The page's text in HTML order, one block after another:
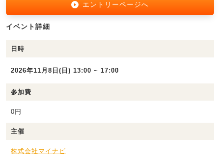
エントリーページへ
イベント詳細
日時
2026年11月8日(日) 13:00 ~ 17:00
参加費
0円
主催
株式会社マイナビ